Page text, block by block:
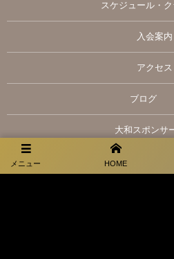
メニュー HOME
スケジュール・
入会案内
アクセス
ブログ
大和スポンサ